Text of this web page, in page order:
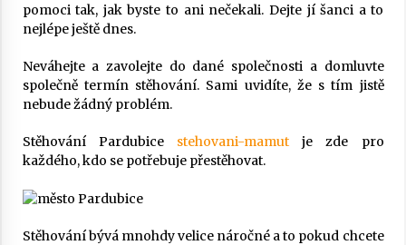
pomoci tak, jak byste to ani nečekali. Dejte jí šanci a to
nejlépe ještě dnes.
Neváhejte a zavolejte do dané společnosti a domluvte
společně termín stěhování. Sami uvidíte, že s tím jistě
nebude žádný problém.
Stěhování Pardubice stehovani-mamutje zde pro
každého, kdo se potřebuje přestěhovat.
Stěhování bývá mnohdy velice náročné a to pokud chcete